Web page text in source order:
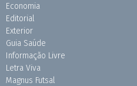
Economia
Editorial
Exterior
Guia Saúde
Informação Livre
Letra Viva
Magnus Futsal